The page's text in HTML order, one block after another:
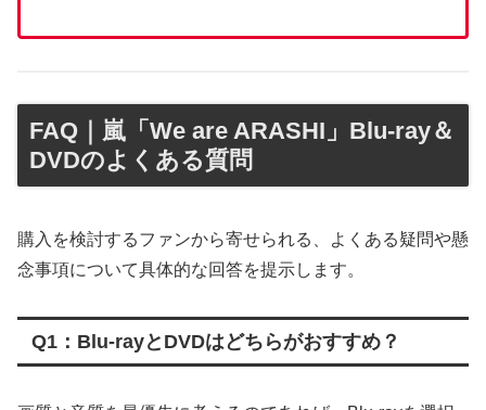
FAQ｜嵐「We are ARASHI」Blu-ray＆
DVDのよくある質問
購入を検討するファンから寄せられる、よくある疑問や懸
念事項について具体的な回答を提示します。
Q1：Blu-rayとDVDはどちらがおすすめ？